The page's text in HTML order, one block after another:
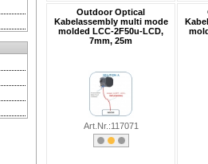
Outdoor Optical
Kabelassembly multi mode
molded LCC-2F50u-LCD,
7mm, 25m
Art.Nr.:117071